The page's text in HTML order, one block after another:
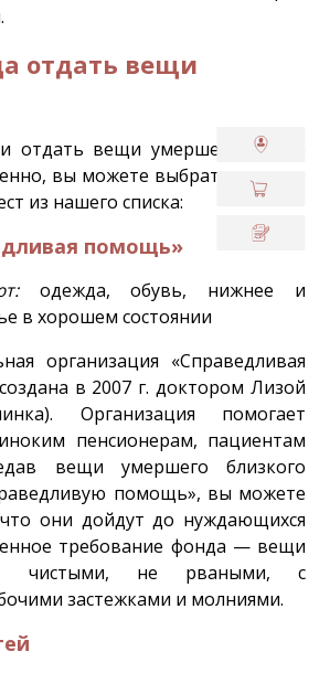
отдать вещи
отдать вещи умершего, но не
вы можете выбрать одно из
из нашего списка:
помощь»
одежда, обувь, нижнее и
в хорошем состоянии
организация «Справедливая
в 2007 г. доктором Лизой
Организация помогает
пенсионерам, пациентам
вещи умершего близкого
помощь», вы можете
они дойдут до нуждающихся
требование фонда — вещи
чистыми, не рваными, с
застежками и молниями.